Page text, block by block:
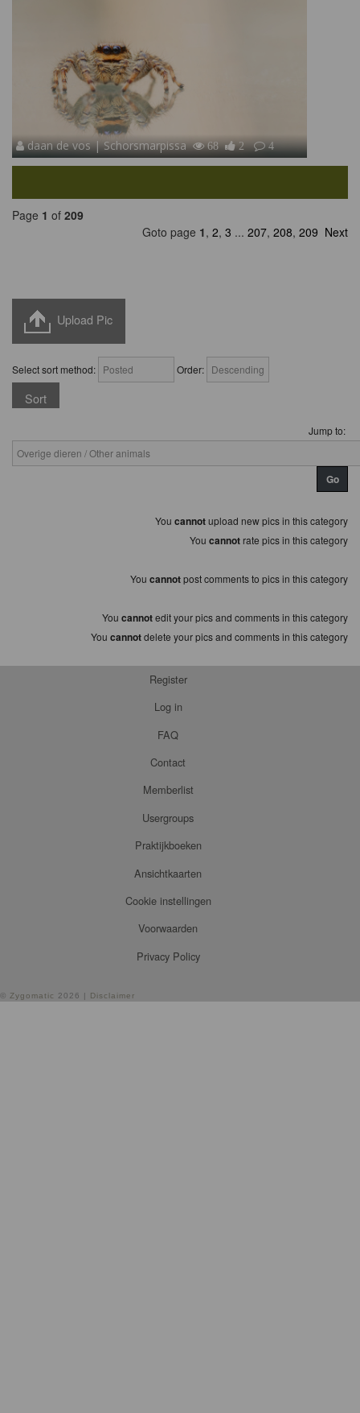
daan de vos | Schorsmarpissa 68 2 4
Page 1 of 209
Goto page 1, 2, 3 ... 207, 208, 209 Next
Upload Pic
Select sort method: Order:
Jump to:
You cannotupload new pics in this category
You cannot rate pics in this category
You cannotpost comments to pics in this category
You cannotedit your pics and comments in this category
You cannotdelete your pics and comments in this category
Register
Log in
FAQ
Contact
Memberlist
Usergroups
Praktijkboeken
Ansichtkaarten
Cookie instellingen
Voorwaarden
Privacy Policy
© Zygomatic 2026 | Disclaimer